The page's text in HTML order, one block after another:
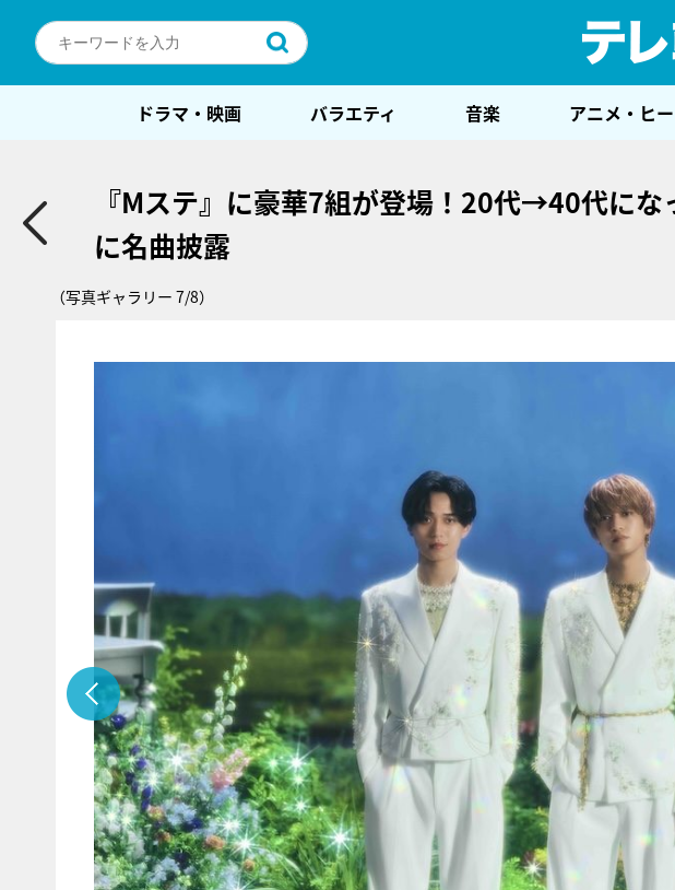
ドラマ・映画 バラエティ 音楽 アニメ・ヒ
『Mステ』に豪華7組が登場！20代→40代に
に名曲披露
（写真ギャラリー 7/8）